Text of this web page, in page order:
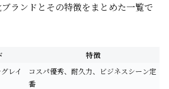
ランドとその特徴をまとめた一覧で
特徴
レイ
コスパ優秀、耐久力、ビジネスシーン定
番